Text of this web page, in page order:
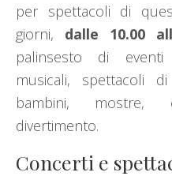
per spettacoli di
giorni, dalle 10.00
palinsesto di eventi
musicali, spettacoli
bambini, mostre,
divertimento.
Concerti e